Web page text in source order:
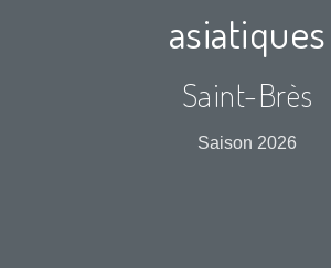
asiatiques
Saint-Brès
Saison 2026